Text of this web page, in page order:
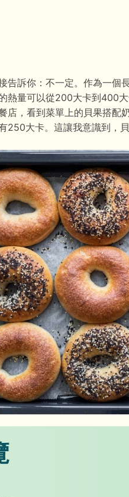
告訴你：不一定。作為一個
熱量可以從200大卡到400
店，看到菜單上的貝果搭配
250大卡。這讓我意識到，